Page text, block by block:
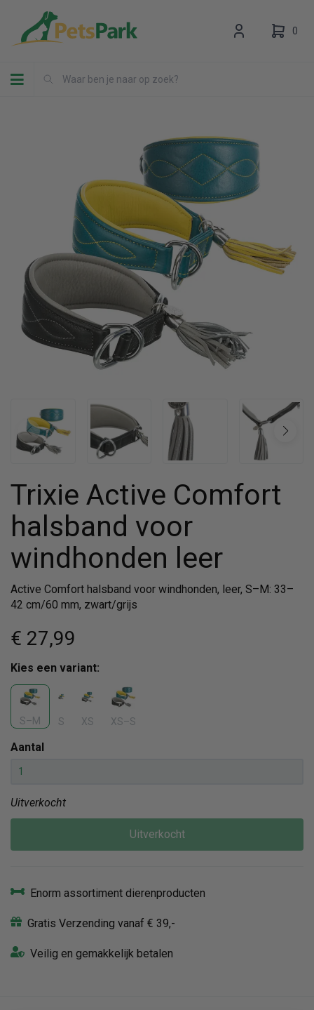
Toggle navigation
0
Uw winkelwagen is leeg.
Vul hem met producten.
Trixie Active Comfort
halsband voor
windhonden leer
Active Comfort halsband voor windhonden, leer, S–M: 33–
42 cm/60 mm, zwart/grijs
€ 27,99
Kies een variant:
S–M S XS XS–S
Aantal
Uitverkocht
Uitverkocht
Enorm assortiment dierenproducten
Gratis Verzending vanaf € 39,-
Veilig en gemakkelijk betalen